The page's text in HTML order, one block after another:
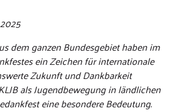
dem ganzen Bundesgebiet haben im
ein Zeichen für internationale
Zukunft und Dankbarkeit
als Jugendbewegung in ländlichen
eine besondere Bedeutung.